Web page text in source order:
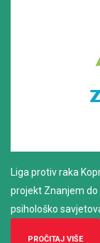
Liga protiv raka
projekt Znanjem do
psihološko
PROČITAJ VIŠE